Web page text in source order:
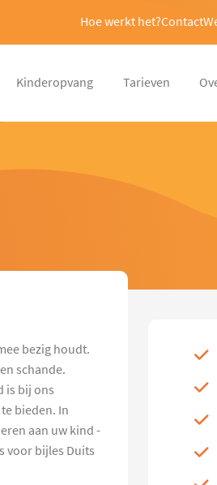
Hoe werkt het?Contact
Kinderopvang Tarieven
bezig houdt.
schande.
is bij ons
bieden. In
aan uw kind -
voor bijles Duits